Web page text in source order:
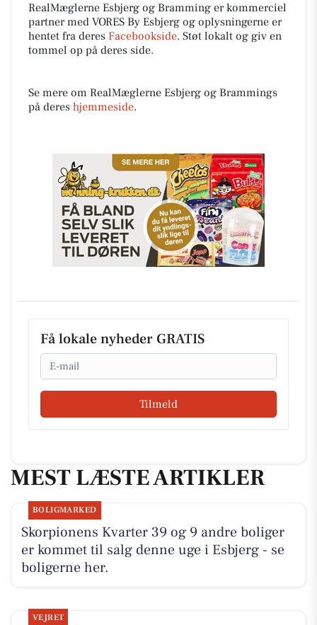
RealMæglerne Esbjerg og Bramming er kommerciel
partner med VORES By Esbjerg og oplysningerne er
hentet fra deres Facebookside. Støt lokalt og giv en
tommel op på deres side.
Se mere om RealMæglerne Esbjerg og Brammings
på deres hjemmeside.
Få lokale nyheder GRATIS
Email
Tilmeld
MEST LÆSTE ARTIKLER
BOLIGMARKED
Skorpionens Kvarter 39 og 9 andre boliger
er kommet til salg denne uge i Esbjerg - se
boligerne her.
VEJRET